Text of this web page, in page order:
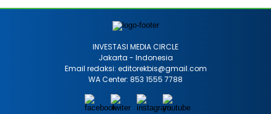
INVESTASI MEDIA CIRCLE
Jakarta - Indonesia
Email redaksi: editorekbis@gmail.com
WA Center: 853 1555 7788